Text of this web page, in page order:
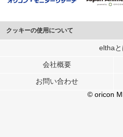
クッキーの使用について
このサイトでは Cookie を使用して、ユ
行っています。
メディアや広告配信、データ解析の各パ
各パートナーは、この情報とユーザーが
ユーザーが各パートナーのサービスを使
elthaと
会社概要
お問い合わせ
© oricon